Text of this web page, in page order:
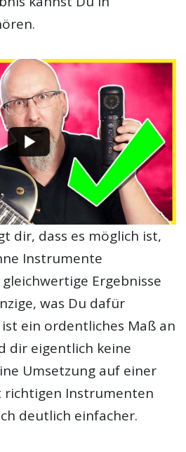
dir, dass es möglich ist,
Instrumente
Ergebnisse
was Du dafür
ein ordentliches Maß an
dir eigentlich keine
Umsetzung auf einer
richtigen Instrumenten
deutlich einfacher.